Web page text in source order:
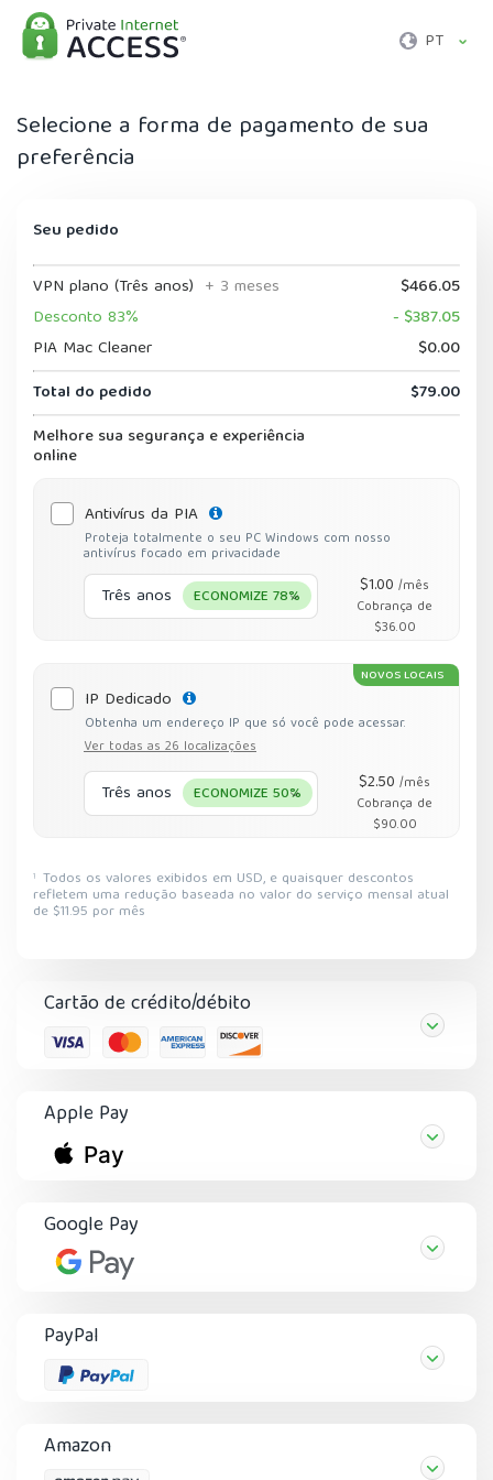
PT
Selecione a forma de pagamento de sua
preferência
Cartão de crédito/débito
Apple Pay
Google Pay
PayPal
Amazon
Seu pedido
VPN plano (Três anos) + 3 meses
$466.05
Desconto 83%
- $387.05
PIA Mac Cleaner
$0.00
Total do pedido
$79.00
Melhore sua segurança e experiência
online
Antivírus da PIA
Proteja totalmente o seu PC Windows com nosso
antivírus focado em privacidade
Três anos ECONOMIZE 78% $1.00/mês
Cobrança de
$36.00
NOVOS LOCAIS
IP Dedicado
Obtenha um endereço IP que só você pode acessar.
Ver todas as 26 localizações
Três anos ECONOMIZE 50% $2.50/mês
Cobrança de
$90.00
1 Todos os valores exibidos em USD, e quaisquer descontos
refletem uma redução baseada no valor do serviço mensal atual
de $11.95 por mês